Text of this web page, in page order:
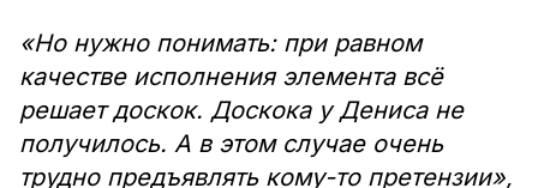
«Но нужно понимать: при равном
качестве исполнения элемента всё
решает доскок. Доскока у Дениса не
получилось. А в этом случае очень
трудно предъявлять кому-то претензии»,